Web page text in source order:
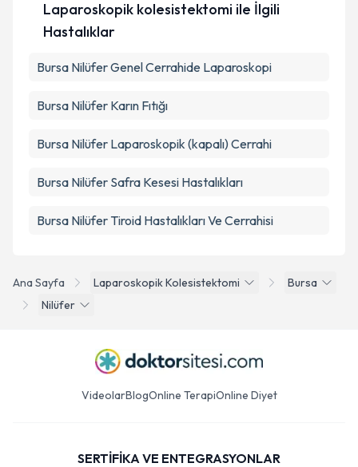
Ana Sayfa Laparoskopik Kolesistektomi
Bursa
Nilüfer
Laparoskopik kolesistektomi ile İlgili
Hastalıklar
Bursa Nilüfer Genel Cerrahide Laparoskopi
Bursa Nilüfer Karın Fıtığı
Bursa Nilüfer Laparoskopik (kapalı) Cerrahi
Bursa Nilüfer Safra Kesesi Hastalıkları
Bursa Nilüfer Tiroid Hastalıkları Ve Cerrahisi
VideolarBlogOnline TerapiOnline Diyet
SERTİFİKA VE ENTEGRASYONLAR